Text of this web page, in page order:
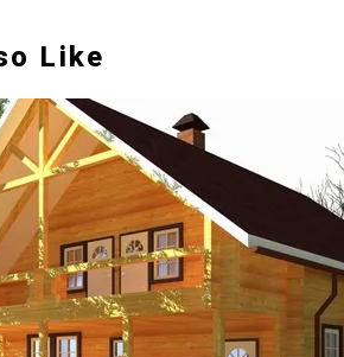
Like